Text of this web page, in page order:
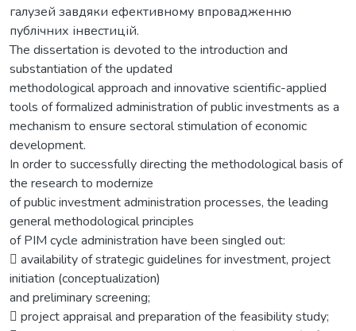
галузей завдяки ефективному впровадженню
публічних інвестицій.
The dissertation is devoted to the introduction and
substantiation of the updated
methodological approach and innovative scientific-applied
tools of formalized administration of public investments as a
mechanism to ensure sectoral stimulation of economic
development.
In order to successfully directing the methodological basis of
the research to modernize
of public investment administration processes, the leading
general methodological principles
of PIМ cycle administration have been singled out:
 availability of strategic guidelines for investment, project
initiation (conceptualization)
and preliminary screening;
 project appraisal and preparation of the feasibility study;